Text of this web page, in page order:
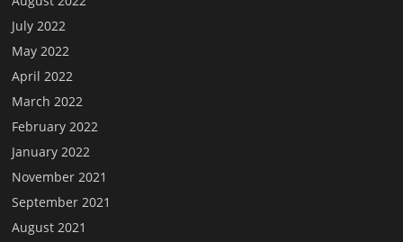
July 2022
May 2022
April 2022
March 2022
February 2022
January 2022
November 2021
September 2021
August 2021